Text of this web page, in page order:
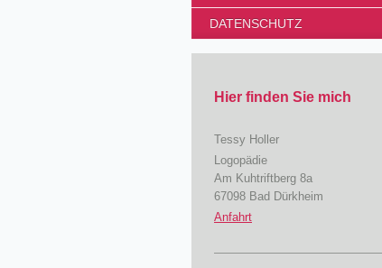
DATENSCHUTZ
Hier finden Sie mich
Tessy Holler
Logopädie
Am Kuhtriftberg 8a
67098 Bad Dürkheim
Anfahrt